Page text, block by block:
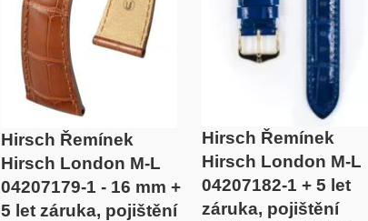
Hirsch Řemínek
Hirsch London M-L
04207179-1 - 16 mm +
5 let záruka, pojištění
Hirsch Řemínek
Hirsch London M-L
04207182-1 + 5 let
záruka, pojištění